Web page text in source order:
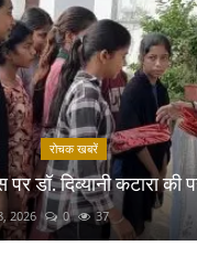
रोचक खबरें
पर डॉ. दिव्यानी कटारा की
2026 0 37